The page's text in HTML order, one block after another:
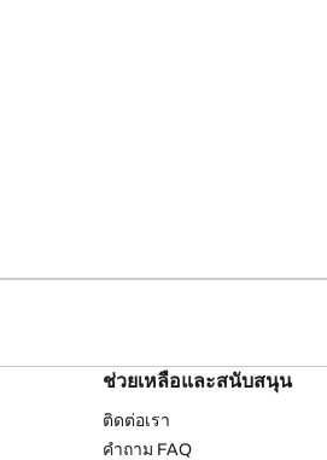
ช่วยเหลือและสนับสนุน
ติดต่อเรา
คำถาม FAQ